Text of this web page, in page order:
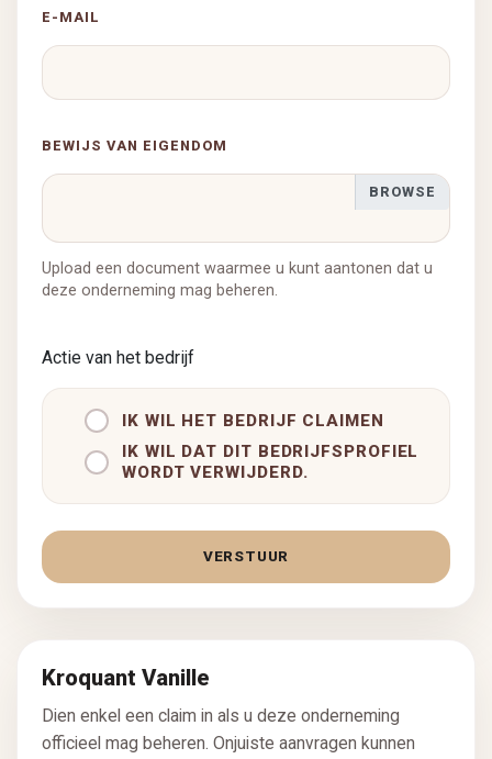
E-MAIL
BEWIJS VAN EIGENDOM
Upload een document waarmee u kunt aantonen dat u
deze onderneming mag beheren.
Actie van het bedrijf
IK WIL HET BEDRIJF CLAIMEN
IK WIL DAT DIT BEDRIJFSPROFIEL
WORDT VERWIJDERD.
VERSTUUR
Kroquant Vanille
Dien enkel een claim in als u deze onderneming
officieel mag beheren. Onjuiste aanvragen kunnen